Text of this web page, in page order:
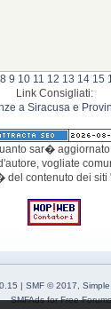
8 9 10 11 12 13 14 15
Link Consigliati:
a Siracusa e
sar�
vogliate
del contenuto dei siti
| SMF © 2017,
SMFAdsforFree Forums